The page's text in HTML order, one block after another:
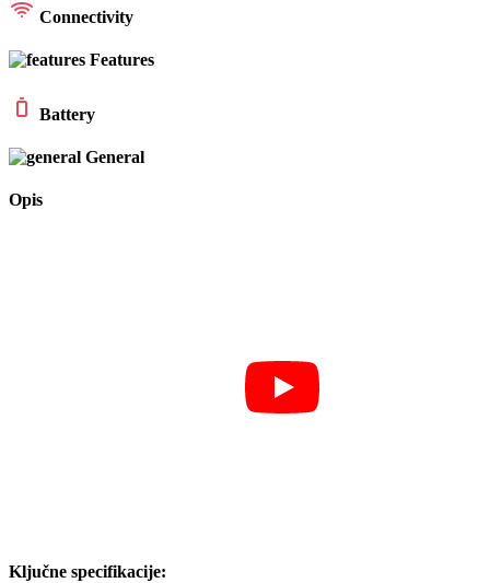
Connectivity
Features
Battery
General
Opis
Ključne specifikacije: